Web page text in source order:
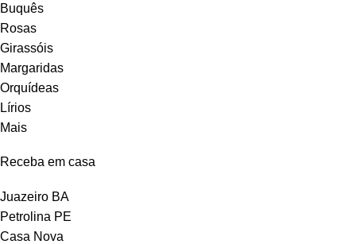
Buquês
Rosas
Girassóis
Margaridas
Orquídeas
Lírios
Mais
Receba em casa
Juazeiro BA
Petrolina PE
Casa Nova